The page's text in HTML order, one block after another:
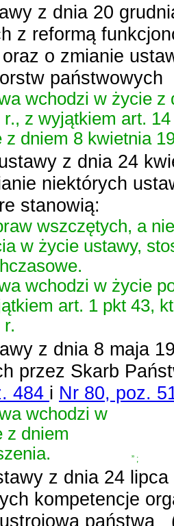
z dnia 20
z reformą
o zmianie
państwowych
wchodzi w życie z
r., z wyjątkiem art.
z dniem 8 kwietnia
z dnia 24
niektórych
stanowią:
wszczętych, a
w życie ustawy,
wchodzi w życie
art. 1 pkt 43,
r.
z dnia 8 maja
przez Skarb
484 i Nr 80, poz.
wchodzi w
z dniem
” ;
z dnia 24
kompetencje
państwa